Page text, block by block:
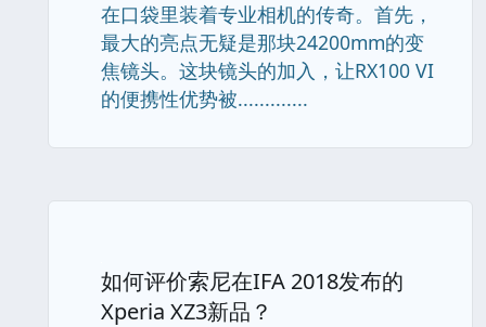
在口袋里装着专业相机的传奇。首先，
最大的亮点无疑是那块24200mm的变
焦镜头。这块镜头的加入，让RX100 VI
的便携性优势被.............
如何评价索尼在IFA 2018发布的
Xperia XZ3新品？